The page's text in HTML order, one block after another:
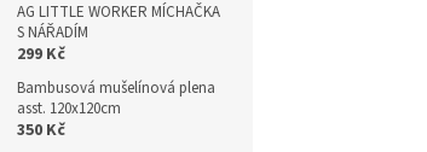
AG LITTLE WORKER MÍCHAČKA
S NÁŘADÍM
299 Kč
Bambusová mušelínová plena
asst. 120x120cm
350 Kč